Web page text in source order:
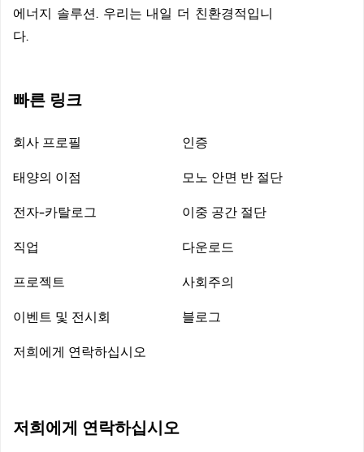
에너지 솔루션. 우리는 내일 더 친환경적입니
다.
빠른 링크
회사 프로필 인증
태양의 이점 모노 안면 반 절단
전자-카탈로그 이중 공간 절단
직업 다운로드
프로젝트 사회주의
이벤트 및 전시회 블로그
저희에게 연락하십시오
저희에게 연락하십시오